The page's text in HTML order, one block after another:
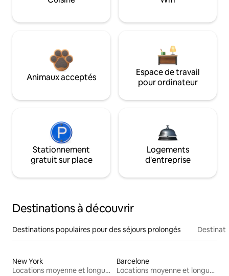
Animaux acceptés
Espace de travail
pour ordinateur
Stationnement
gratuit sur place
Logements
d'entreprise
Destinations à découvrir
Destinations populaires pour des séjours prolongés
New York
Locations moyenne et longue durée
Barcelone
Locations moyenne et longue durée